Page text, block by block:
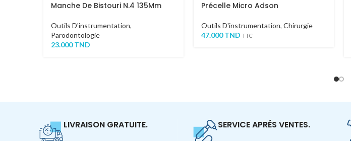
Manche De Bistouri N.4 135Mm
Outils D'instrumentation,
Parodontologie
23.000TND
Précelle Micro Adson
Outils D'instrumentation, Chirurgie
47.000TND TTC
LIVRAISON GRATUITE. SERVICE APRÉS VENTES.